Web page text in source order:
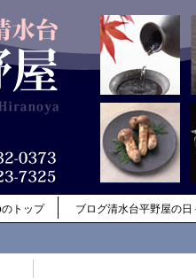
トップ ブログ清水台平野屋の日